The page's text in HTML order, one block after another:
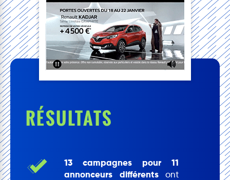
RÉSULTATS
13 campagnes pour 11
annonceurs différentsont